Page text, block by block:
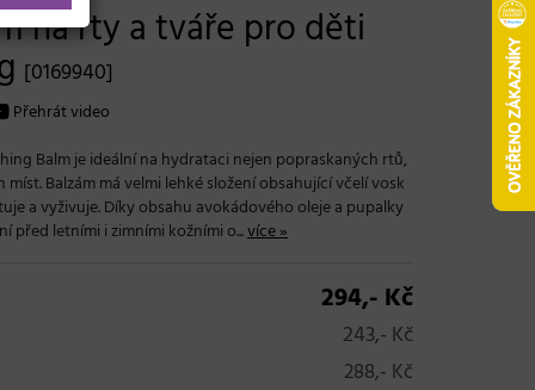
na rty a tváře pro děti
[0169940]
Přehrát video
Balm je ideální na hydrataci nejen popraskaných rtů,
Balzám má velmi lehké složení obsahující včelí vosk
a vyživuje. Díky obsahu avokádového oleje a pupalky
před letními i zimními kožními o...více »
294,- Kč
243,- Kč
288,- Kč